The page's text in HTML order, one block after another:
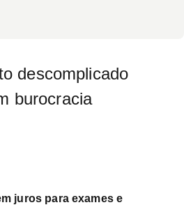
descomplicado
burocracia
juros para exames e